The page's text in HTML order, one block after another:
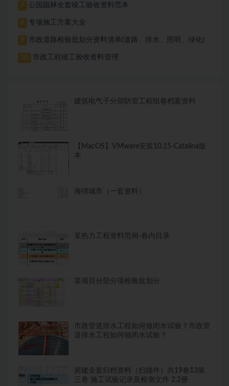
7 公园园林全套竣工验收资料范本
8 专项施工方案大全
9 市政道路检验批划分资料清单(道路、排水、照明、绿化)
10 市政工程竣工验收资料管理
建筑电气子分部防雷工程组卷档案资料
【MacOS】VMware安装10.15-Catalina版
本
海绵城市（一套资料）
某热力工程资料范例-卷内目录
某项目分部分项检验批划分
市政管道排水工程如何做闭水试验？市政管
道排水工程如何做闭水试验？
房建全套归档资料（扫描件）共19卷13第
三卷 施工试验记录及检测文件 2.2册